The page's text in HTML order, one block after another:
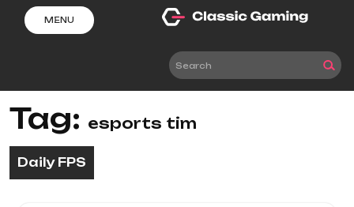
content
MENU
Tag: esports tim
Daily FPS